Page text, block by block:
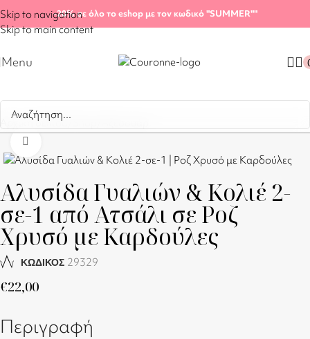
Skip to navigation
Skip to main content
-20%σε όλο το eshop με τον κωδικό "SUMMER""
Menu
Αρχική σελίδα
Αλυσίδα Γυαλιών & Κολιέ 2-
σε-1 από Ατσάλι σε Ροζ
Χρυσό με Καρδούλες
ΚΩΔΙΚΟΣ 29329
€22,00
Περιγραφή